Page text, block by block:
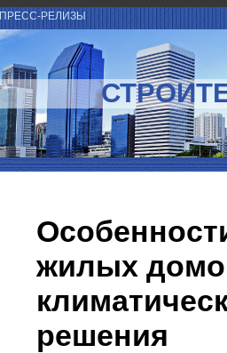
ПРЕСС-РЕЛИЗЫ
жилых
решения